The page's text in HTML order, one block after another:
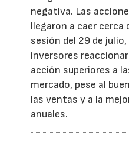
negativa. Las
llegaron a caer cerca
sesión del 29 de
inversores
acción superiores a
mercado, pese al
las ventas y a la
anuales.